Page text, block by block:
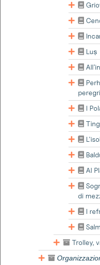
Luṣ
I
Al
di
I
Trolley,